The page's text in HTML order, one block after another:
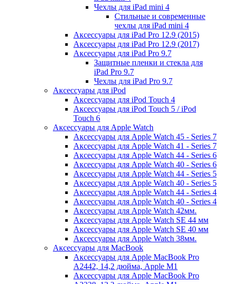
Чехлы для iPad mini 4
Стильные и современные
чехлы для iPad mini 4
Аксессуары для iPad Pro 12.9 (2015)
Аксессуары для iPad Pro 12.9 (2017)
Аксессуары для iPad Pro 9.7
Защитные пленки и стекла для
iPad Pro 9.7
Чехлы для iPad Pro 9.7
Аксессуары для iPod
Аксессуары для iPod Touch 4
Аксессуары для iPod Touch 5 / iPod
Touch 6
Аксессуары для Apple Watch
Аксессуары для Apple Watch 45 - Series 7
Аксессуары для Apple Watch 41 - Series 7
Аксессуары для Apple Watch 44 - Series 6
Аксессуары для Apple Watch 40 - Series 6
Аксессуары для Apple Watch 44 - Series 5
Аксессуары для Apple Watch 40 - Series 5
Аксессуары для Apple Watch 44 - Series 4
Аксессуары для Apple Watch 40 - Series 4
Аксессуары для Apple Watch 42мм.
Аксессуары для Apple Watch SE 44 мм
Аксессуары для Apple Watch SE 40 мм
Аксессуары для Apple Watch 38мм.
Аксессуары для MacBook
Аксессуары для Apple MacBook Pro
A2442, 14,2 дюйма, Apple M1
Аксессуары для Apple MacBook Pro